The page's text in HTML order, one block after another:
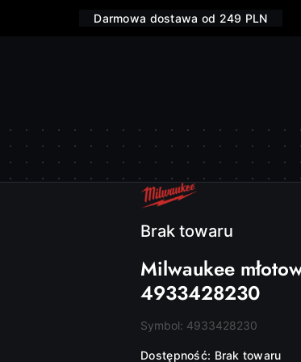
Darmowa dostawa od 249 PLN
NAZWA
PRODUCENTA:
MILWAUKEE
Brak towaru
Milwaukee
4933428230
Symbol: 4933428230
Dostępność: Brak towaru